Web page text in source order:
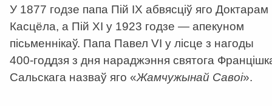
У 1877 годзе папа Пій IX абвясціў яго Доктарам
Касцёла, а Пій XI у 1923 годзе — апекуном
пісьменнікаў. Папа Павел VI у лісце з нагоды
400-годдзя з дня нараджэння святога
Сальскага назваў яго «Жамчужынай Савоі».